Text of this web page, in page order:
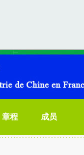
章程 成员